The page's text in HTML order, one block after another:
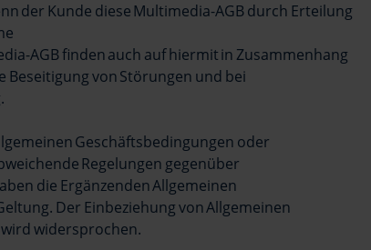
der Kunde diese Multimedia-AGB durch Erteilung
AGB finden auch auf hiermit in Zusammenhang
Beseitigung von Störungen und bei
Geschäftsbedingungen oder
Regelungen gegenüber
die Ergänzenden Allgemeinen
Der Einbeziehung von Allgemeinen
widersprochen.